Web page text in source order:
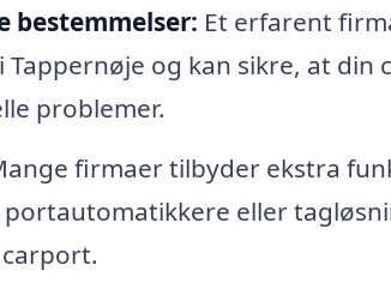
bestemmelser: Et erfarent
og kan sikre, at
problemer.
firmaer tilbyder ekstra
eller